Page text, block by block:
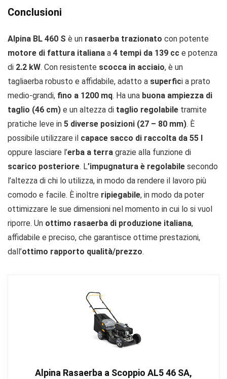
Conclusioni
Alpina BL 460 S è un rasaerba trazionato con potente
motore di fattura italiana a 4 tempi da 139 cc e potenza
di 2.2 kW. Con resistente scocca in acciaio, è un
tagliaerba robusto e affidabile, adatto a superfici a prato
medio-grandi, fino a 1200 mq. Ha una buona ampiezza di
taglio (46 cm) e un altezza di taglio regolabile tramite
pratiche leve in 5 diverse posizioni (27 – 80 mm). È
possibile utilizzare il capace sacco di raccolta da 55 l
oppure lasciare l’erba a terra grazie alla funzione di
scarico posteriore. L’impugnatura è regolabile secondo
l’altezza di chi lo utilizza, in modo da rendere il lavoro più
comodo e facile. È inoltre ripiegabile, in modo da poter
ottimizzare le sue dimensioni nel momento in cui lo si vuol
riporre. Un ottimo rasaerba di produzione italiana,
affidabile e preciso, che garantisce ottime prestazioni,
dall’ottimo rapporto qualità/prezzo.
Alpina Rasaerba a Scoppio AL5 46 SA,